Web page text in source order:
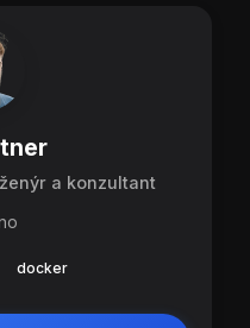
a konzultant
docker